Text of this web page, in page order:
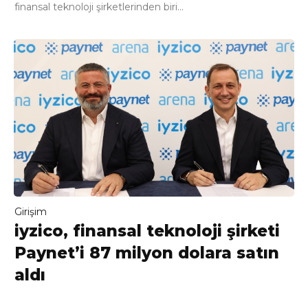
finansal teknoloji şirketlerinden biri...
Girişim
iyzico, finansal teknoloji şirketi
Paynet’i 87 milyon dolara satın
aldı